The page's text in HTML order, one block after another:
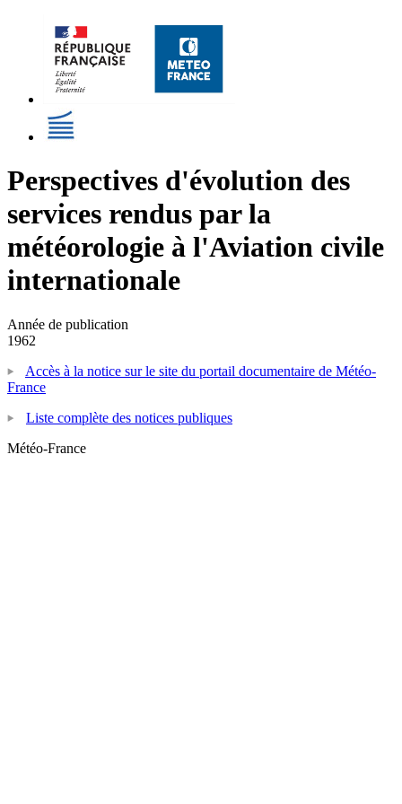
Perspectives d'évolution des
services rendus par la
météorologie à l'Aviation civile
internationale
Année de publication
1962
Accès à la notice sur le site du portail documentaire de Météo-
France
Liste complète des notices publiques
Météo-France